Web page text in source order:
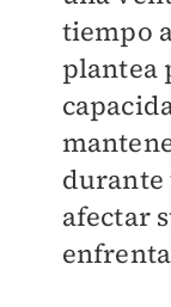
tiempo
plantea
afectar